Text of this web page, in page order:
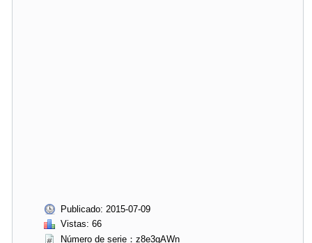
Publicado: 2015-07-09
Vistas: 66
Número de serie：z8e3gAWn